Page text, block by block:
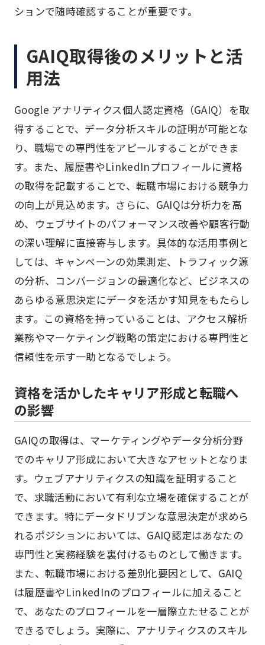
ションで随時確認することが重要です。
GAIQ取得後のメリットと活
用法
Google アナリティクス個人認定資格（GAIQ）を取
得することで、データ分析スキルの証明が可能とな
り、職場での専門性をアピールすることができま
す。また、履歴書やLinkedInプロフィールに資格
の取得を記載することで、転職市場における競争力
の向上が見込めます。さらに、GAIQは分析力を高
め、ウェブサイトのパフォーマンス改善や顧客行動
の深い理解に直接寄与します。具体的な活用事例と
しては、キャンペーンの効果測定、トラフィック源
の分析、コンバージョンの最適化など、ビジネスの
あらゆる意思決定にデータを活かす知見をもたらし
ます。この資格を持っていることは、アクセス解析
業務やマーケティング戦略の策定における専門性と
信頼性を示す一助となるでしょう。
資格を活かしたキャリア形成と転職へ
の影響
GAIQの取得は、マーケティングやデータ分析分野
でのキャリア形成において大きなアセットとなりま
す。ウェブアナリティクスの知識を証明すること
で、求職活動において有利な立場を確保することが
できます。特にデータドリブンな意思決定が求めら
れるポジションにおいては、GAIQ認定はあなたの
専門性と実務経験を裏付けるものとして働きます。
また、転職市場における差別化要因として、GAIQ
は履歴書やLinkedInのプロフィールに加えること
で、あなたのプロフィールを一層際立たせることが
できるでしょう。実際に、アナリティクスのスキル